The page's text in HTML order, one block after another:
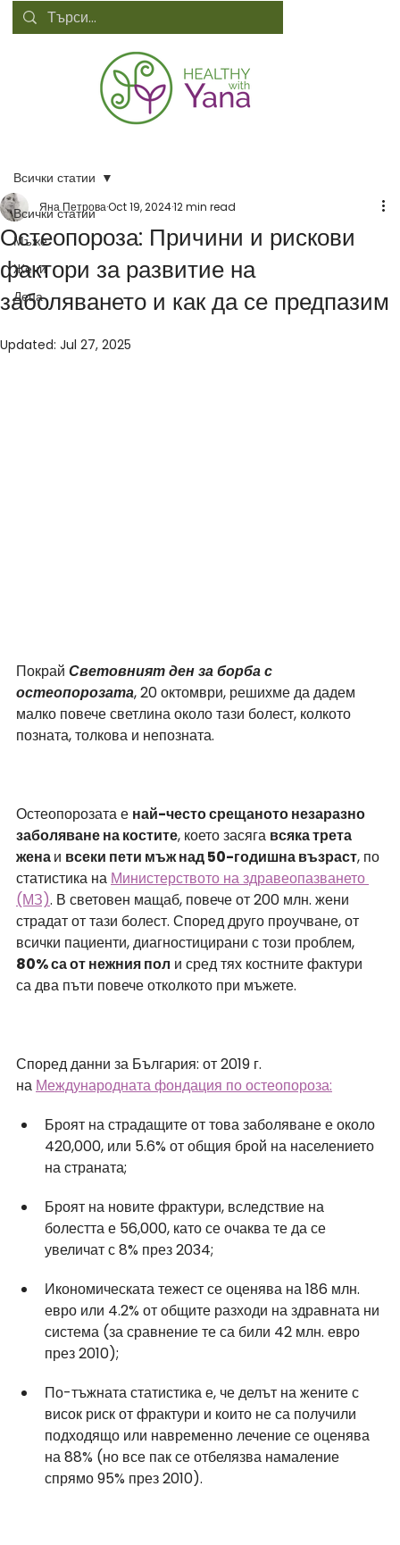
Всички статии
Мъже
Жени
Деца
Всички статии
Остеопороза: Причини и рискови
фактори за развитие на
заболяването и как да се предпазим
Яна ПетроваOct 19, 202412 min read
Updated: Jul 27, 2025
Покрай Световният ден за борба с
остеопорозата, 20 октомври, решихме да дадем
малко повече светлина около тази болест, колкото
позната, толкова и непозната.
Остеопорозата е най-често срещаното незаразно
заболяване на костите, което засяга всяка трета
жена и всеки пети мъж над 50-годишна възраст, по
статистика на Министерството на здравеопазването
(МЗ). В световен мащаб, повече от 200 млн. жени
страдат от тази болест. Според друго проучване, от
всички пациенти, диагностицирани с този проблем,
80% са от нежния пол и сред тях костните фактури
са два пъти повече отколкото при мъжете.
Според данни за България: от 2019 г.
на Международната фондация по остеопороза:
Броят на страдащите от това заболяване е около
420,000, или 5.6% от общия брой на населението
на страната;
Броят на новите фрактури, вследствие на
болестта е 56,000, като се очаква те да се
увеличат с 8% през 2034;
Икономическата тежест се оценява на 186 млн.
евро или 4.2% от общите разходи на здравната ни
система (за сравнение те са били 42 млн. евро
през 2010);
По-тъжната статистика е, че делът на жените с
висок риск от фрактури и които не са получили
подходящо или навременно лечение се оценява
на 88% (но все пак се отбелязва намаление
спрямо 95% през 2010).